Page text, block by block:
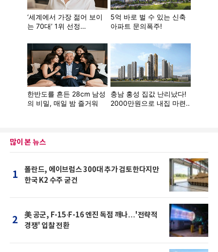
많이 본 뉴스
1
폴란드, 에이브럼스 300대 추가 검토한다지만
한국 K2 수주 굳건
2
美 공군, F-15·F-16 엔진 독점 깨나…'전략적
경쟁' 입찰 전환